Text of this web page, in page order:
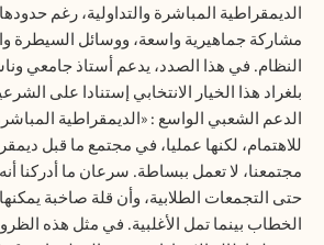
الديمقراطية المباشرة والتداولية، رغم
مشاركة جماهيرية واسعة، ووسائل السيطرة
النظام. في هذا الصدد، يدعم أستاذ جامعي
بلغراد هذا الخيار الانتخابي إستنادا على
الدعم الشعبي الواسع : «الديمقراطية
للاهتمام، لكنها عمليا، في مجتمع ما قبل
مجتمعنا، لا تعمل ببساطة. سرعان ما أدركنا
حتى التجمعات الطلابية، وأن قلة صاخبة
الخطاب بينما تمل الأغلبية. في مثل هذه